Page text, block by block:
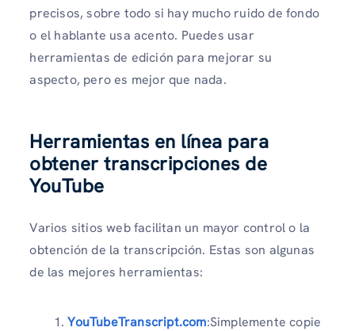
precisos, sobre todo si hay mucho ruido de fondo
o el hablante usa acento. Puedes usar
herramientas de edición para mejorar su
aspecto, pero es mejor que nada.
Herramientas en línea para
obtener transcripciones de
YouTube
Varios sitios web facilitan un mayor control o la
obtención de la transcripción. Estas son algunas
de las mejores herramientas:
YouTubeTranscript.com:Simplemente copie